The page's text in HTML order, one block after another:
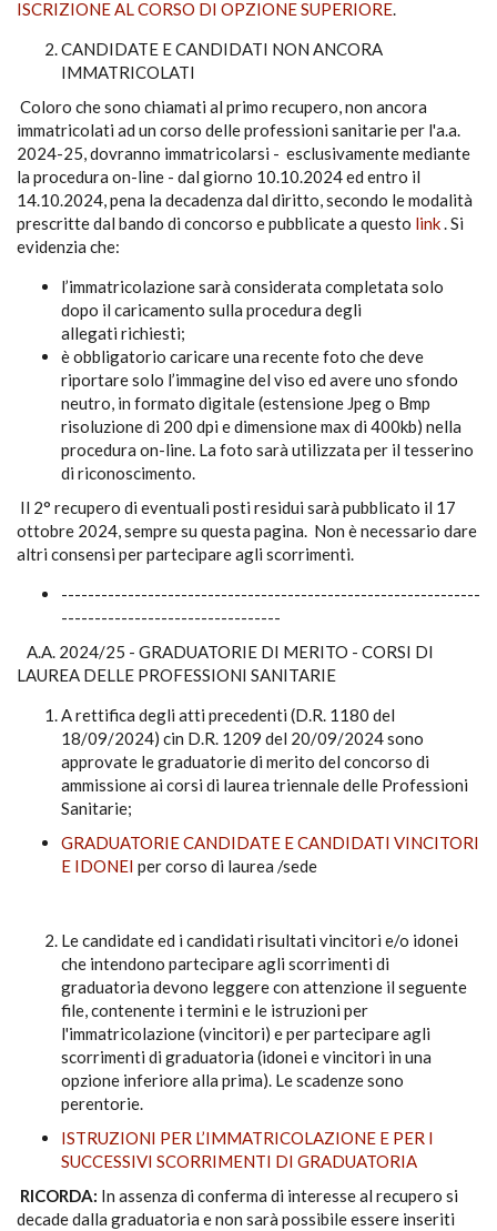
ISCRIZIONE AL CORSO DI OPZIONE SUPERIORE.
CANDIDATE E CANDIDATI NON ANCORA
IMMATRICOLATI
Coloro che sono chiamati al primo recupero, non ancora
immatricolati ad un corso delle professioni sanitarie per l'a.a.
2024-25, dovranno immatricolarsi - esclusivamente mediante
la procedura on-line - dal giorno 10.10.2024 ed entro il
14.10.2024, pena la decadenza dal diritto, secondo le modalità
prescritte dal bando di concorso e pubblicate a questo link. Si
evidenzia che:
l’immatricolazione sarà considerata completata solo
dopo il caricamento sulla procedura degli
allegati richiesti;
è obbligatorio caricare una recente foto che deve
riportare solo l’immagine del viso ed avere uno sfondo
neutro, in formato digitale (estensione Jpeg o Bmp
risoluzione di 200 dpi e dimensione max di 400kb) nella
procedura on-line. La foto sarà utilizzata per il tesserino
di riconoscimento.
Il 2° recupero di eventuali posti residui sarà pubblicato il 17
ottobre 2024, sempre su questa pagina. Non è necessario dare
altri consensi per partecipare agli scorrimenti.
---------------------------------------------------------------
---------------------------------
A.A. 2024/25 - GRADUATORIE DI MERITO - CORSI DI
LAUREA DELLE PROFESSIONI SANITARIE
A rettifica degli atti precedenti (D.R. 1180 del
18/09/2024) cin D.R. 1209 del 20/09/2024 sono
approvate le graduatorie di merito del concorso di
ammissione ai corsi di laurea triennale delle Professioni
Sanitarie;
GRADUATORIE CANDIDATE E CANDIDATI VINCITORI
E IDONEI per corso di laurea /sede
Le candidate ed i candidati risultati vincitori e/o idonei
che intendono partecipare agli scorrimenti di
graduatoria devono leggere con attenzione il seguente
file, contenente i termini e le istruzioni per
l'immatricolazione (vincitori) e per partecipare agli
scorrimenti di graduatoria (idonei e vincitori in una
opzione inferiore alla prima). Le scadenze sono
perentorie.
ISTRUZIONI PER L’IMMATRICOLAZIONE E PER I
SUCCESSIVI SCORRIMENTI DI GRADUATORIA
RICORDA: In assenza di conferma di interesse al recupero si
decade dalla graduatoria e non sarà possibile essere inseriti